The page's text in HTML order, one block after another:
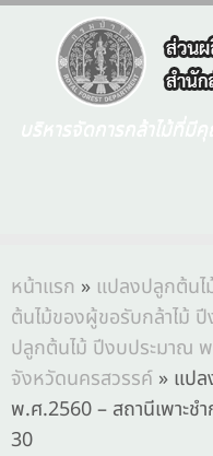
หน้าแรก » แปลงปลูกต้นไ
ต้นไม้ของผู้ขอรับกล้าไม้
ปลูกต้นไม้ ปีงบประมาณ พ
จังหวัดนครสวรรค์ » แป
พ.ศ.2560 – สถานีเพาะช
30